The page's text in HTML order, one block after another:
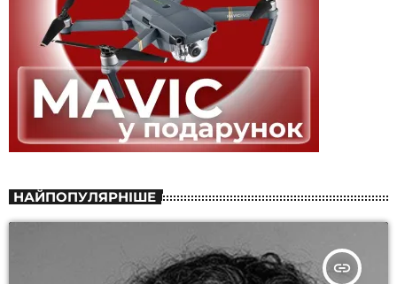
НАЙПОПУЛЯРНІШЕ
insert_link